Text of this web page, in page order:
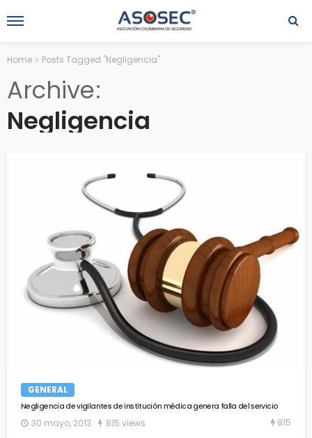
Home Posts Tagged "Negligencia"
Archive
Negligencia
GENERAL
Negligencia de vigilantes de institución médica genera falla del servicio
30 mayo, 2013 815 views 815